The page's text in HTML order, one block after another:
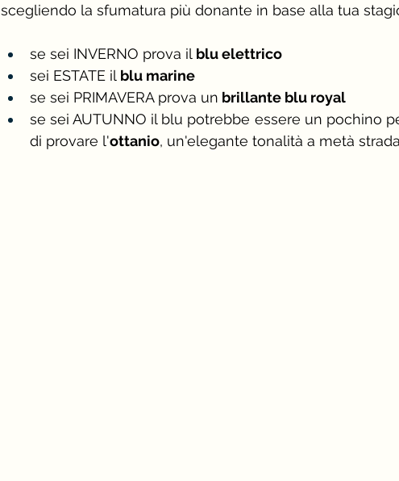
scegliendo la sfumatura più donante in base alla tua
se sei INVERNO prova il blu elettrico
sei ESTATE il blu marine
se sei PRIMAVERA prova un brillante blu royal
se sei AUTUNNO il blu potrebbe essere un pochino
di provare l'ottanio, un'elegante tonalità a metà